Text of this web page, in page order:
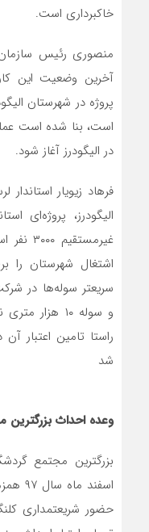
خاکبرداری است.
منصوری رئیس سازمان
آخرین وضعیت این
است، بنا شده است
در الیگودرز آغاز شود.
فرهاد زیویار
اشتغال شهرستان را
سریعتر سوله‌ها در
و سوله ۱۰
راستا تامین اعتبار
شد
وعده احداث بزرگترین
بزرگترین مجتمع